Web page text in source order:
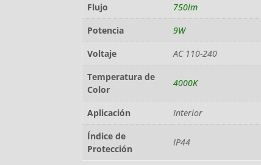
Flujo
750lm
Potencia
9W
Voltaje
AC 110-240
Temperatura de
Color
4000K
Aplicación
Interior
Índice de
Protección
IP44